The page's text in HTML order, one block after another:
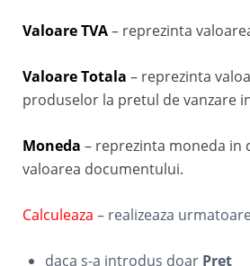
Valoare TVA– reprezinta
Valoare Totala – reprezinta
produselor la pretul de vanzare
Moneda – reprezinta moneda in
valoarea documentului.
Calculeaza– realizeaza
daca s-a introdus doar Pret